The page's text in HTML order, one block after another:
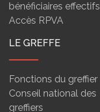
bénéficiaires effectifs
Accès RPVA
LE GREFFE
Fonctions du greffier
Conseil national des
greffiers